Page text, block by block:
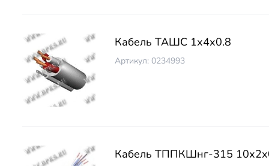
Кабель ТАШС 1х4х0.8
Артикул: 0234993
Кабель ТППКШнг-315